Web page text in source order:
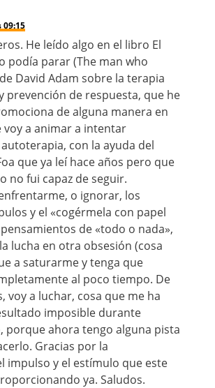
09:15
He leído algo en el libro El
podía parar (The man who
David Adam sobre la terapia
prevención de respuesta, que he
de alguna manera en
voy a animar a intentar
con la ayuda del
que ya leí hace años pero que
no fui capaz de seguir.
o ignorar, los
y el «cogérmela con papel
de «todo o nada»,
lucha en otra obsesión (cosa
a saturarme y tenga que
al poco tiempo. De
voy a luchar, cosa que me ha
imposible durante
porque ahora tengo alguna pista
Gracias por la
impulso y el estímulo que este
ya. Saludos.